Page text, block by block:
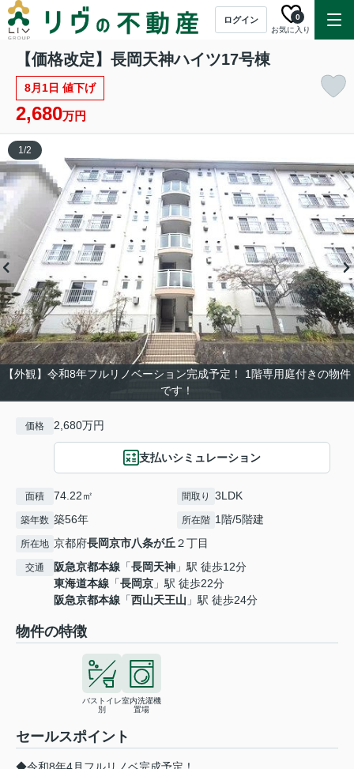
ログイン
お気に入り
0
【価格改定】長岡天神ハイツ17号棟
8月1日 値下げ
2,680万円
【外観】令和8年フルリノベーション完成予定！ 1階専用庭付きの物件
です！
1/2
価格 2,680万円
支払いシミュレーション
面積 74.22㎡ 間取り 3LDK
築年数 築56年 所在階 1階/5階建
所在地 京都府長岡京市八条が丘２丁目
交通 阪急京都本線 「長岡天神 」駅 徒歩12分
東海道本線 「長岡京 」駅 徒歩22分
阪急京都本線 「西山天王山 」駅 徒歩24分
物件の特徴
バストイレ
別
室内洗濯機
置場
セールスポイント